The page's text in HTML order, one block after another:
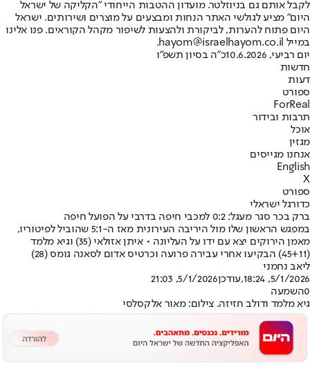
לקבל אותם גם בניוזלטר. מועדון ההטבות הייחודי "הקליקה של ישראל
היום" מציע לגולשי האתר הנחות ומבצעים על מוצרים ושירותים. ישראל
היום פתוח להערות, לביקורת ולהצעות לשיפור מקהל הקוראים. פנו אלינו
במייל hayom@israelhayom.co.il.
יום רביעי, 10.6.2026
כ"ה בסיון תשפ"ו
חדשות
דעות
ספורט
ForReal
תרבות ובידור
אוכל
מגזין
אנחנו מגייסים
English
X
ספורט
כדורגל ישראלי
ברק בכר סגר מעגל: 0:2 למכבי חיפה בדרבי על הפועל חיפה
במפגש הראשון שלו מול היריבה העירונית מאז ה-5:1 שהוביל לפיטוריו,
מאמן הירוקים יצא עם ידו על העליונה • איתן אזולאי (35) וגיא מלמד
(45+11) הבקיעו אחרי עבירה פרועה וכרטיס אדום לסאנה גומס (28)
ליאב נחמני
5/1/2026, 18:24
,עודכן5/1/2026, 21:03
0השמעה
גיא מלמד ודולב חזיזה. צילום: מאור אלקסלסי